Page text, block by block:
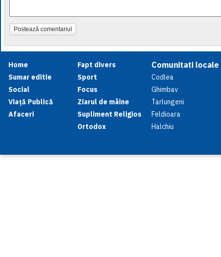
Postează comentariul
Home
Sumar editie
Social
Viață Publică
Afaceri
Fapt divers
Sport
Focus
Ziarul de mâine
Supliment Religios
Ortodox
Comunitati locale
Codlea
Ghimbav
Tarlungeni
Feldioara
Halchiu